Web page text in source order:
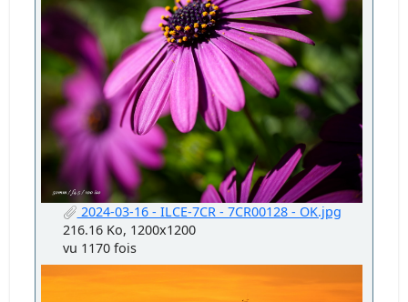
2024-03-16 - ILCE-7CR - 7CR00128 - OK.jpg
216.16 Ko, 1200x1200
vu 1170 fois